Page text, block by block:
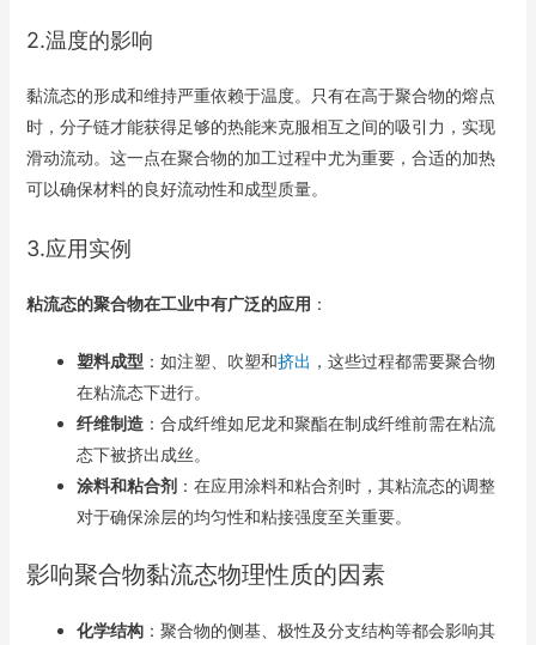
2.温度的影响
黏流态的形成和维持严重依赖于温度。只有在高于聚合物的熔点
时，分子链才能获得足够的热能来克服相互之间的吸引力，实现
滑动流动。这一点在聚合物的加工过程中尤为重要，合适的加热
可以确保材料的良好流动性和成型质量。
3.应用实例
粘流态的聚合物在工业中有广泛的应用 ：
塑料成型 ：如注塑、吹塑和挤出 ，这些过程都需要聚合物
在粘流态下进行。
纤维制造：合成纤维如尼龙和聚酯在制成纤维前需在粘流
态下被挤出成丝。
涂料和粘合剂：在应用涂料和粘合剂时，其粘流态的调整
对于确保涂层的均匀性和粘接强度至关重要。
影响聚合物黏流态物理性质的因素
化学结构：聚合物的侧基、极性及分支结构等都会影响其